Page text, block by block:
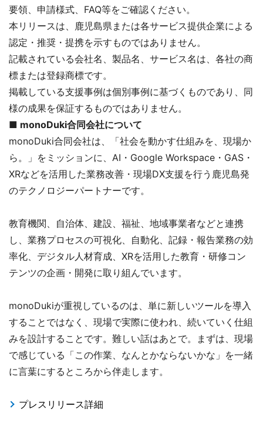
要領、申請様式、FAQ等をご確認ください。
本リリースは、鹿児島県または各サービス提供企業による
認定・推奨・提携を示すものではありません。
記載されている会社名、製品名、サービス名は、各社の商
標または登録商標です。
掲載している支援事例は個別事例に基づくものであり、同
様の成果を保証するものではありません。
■ monoDuki合同会社について
monoDuki合同会社は、「社会を動かす仕組みを、現場か
ら。」をミッションに、AI・Google Workspace・GAS・
XRなどを活用した業務改善・現場DX支援を行う鹿児島発
のテクノロジーパートナーです。
教育機関、自治体、建設、福祉、地域事業者などと連携
し、業務プロセスの可視化、自動化、記録・報告業務の効
率化、デジタル人材育成、XRを活用した教育・研修コン
テンツの企画・開発に取り組んでいます。
monoDukiが重視しているのは、単に新しいツールを導入
することではなく、現場で実際に使われ、続いていく仕組
みを設計することです。難しい話はあとで。まずは、現場
で感じている「この作業、なんとかならないかな」を一緒
に言葉にするところから伴走します。
プレスリリース詳細